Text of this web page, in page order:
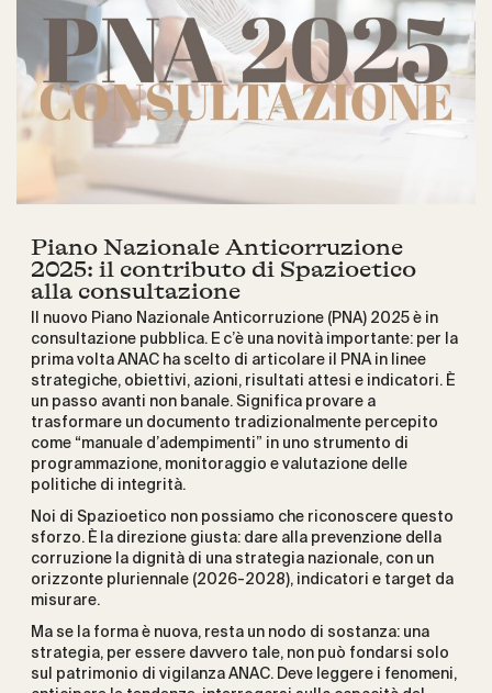
Piano Nazionale Anticorruzione
2025: il contributo di Spazioetico
alla consultazione
Il nuovo Piano Nazionale Anticorruzione (PNA) 2025 è in
consultazione pubblica. E c’è una novità importante: per la
prima volta ANAC ha scelto di articolare il PNA in linee
strategiche, obiettivi, azioni, risultati attesi e indicatori. È
un passo avanti non banale. Significa provare a
trasformare un documento tradizionalmente percepito
come “manuale d’adempimenti” in uno strumento di
programmazione, monitoraggio e valutazione delle
politiche di integrità.
Noi di Spazioetico non possiamo che riconoscere questo
sforzo. È la direzione giusta: dare alla prevenzione della
corruzione la dignità di una strategia nazionale, con un
orizzonte pluriennale (2026-2028), indicatori e target da
misurare.
Ma se la forma è nuova, resta un nodo di sostanza: una
strategia, per essere davvero tale, non può fondarsi solo
sul patrimonio di vigilanza ANAC. Deve leggere i fenomeni,